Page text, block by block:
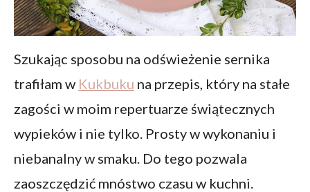
Szukając sposobu na odświeżenie sernika
trafiłam w Kukbuku na przepis, który na stałe
zagości w moim repertuarze świątecznych
wypieków i nie tylko. Prosty w wykonaniu i
niebanalny w smaku. Do tego pozwala
zaoszczędzić mnóstwo czasu w kuchni.